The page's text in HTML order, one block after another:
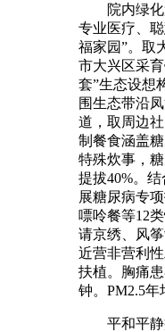
院内绿化
专业医疗、
福家园”。取
市大兴区采
套”生态设想
围生态带沿
道，取周边
制餐食涵盖
特殊炊事，
提拔40%。
展糖尿病专
嘌呤餐等12
请京绣、风
近营非营利
扶植。胸痛
钟。PM2.5年
平和平静